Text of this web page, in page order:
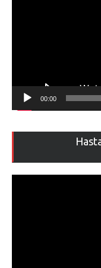
00:00